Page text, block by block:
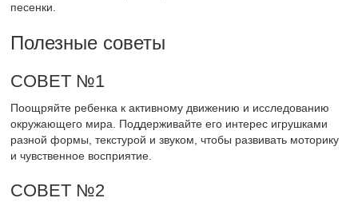
песенки.
Полезные советы
СОВЕТ №1
Поощряйте ребенка к активному движению и исследованию
окружающего мира. Поддерживайте его интерес игрушками
разной формы, текстурой и звуком, чтобы развивать моторику
и чувственное восприятие.
СОВЕТ №2